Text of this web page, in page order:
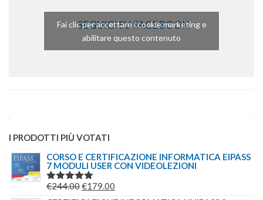
SEGUICI SU FACEBOOK
Fai clic per accettare i cookie marketing e
abilitare questo contenuto
I PRODOTTI PIÙ VOTATI
CORSO E CERTIFICAZIONE INFORMATICA EIPASS
7 MODULI USER CON VIDEOLEZIONI
VALUTATO
€244.00IL
€179.00